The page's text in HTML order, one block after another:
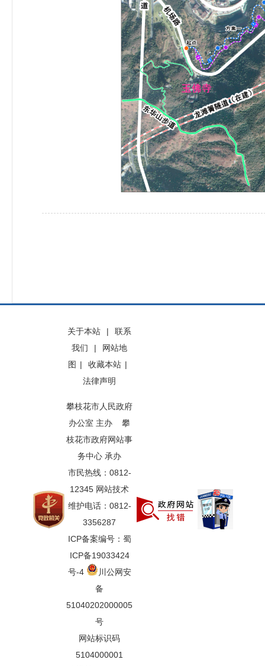
关于本站 |
联系
我们
|
网站地
图 | 收藏本站 |
法律声明
攀枝花市人民政府
办公室 主办 攀
枝花市政府网站事
务中心 承办
市民热线：0812-
12345 网站技术
维护电话：0812-
3356287
ICP备案编号：蜀
ICP备19033424
号-4
川公网安
备
51040202000005
号
网站标识码
5104000001